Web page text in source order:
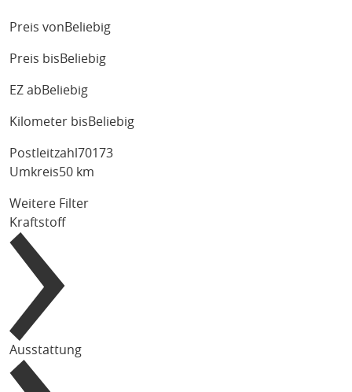
Preis von Beliebig
Preis bis Beliebig
EZ ab Beliebig
Kilometer bis Beliebig
Postleitzahl
Umkreis50 km
Weitere Filter
Kraftstoff
Ausstattung